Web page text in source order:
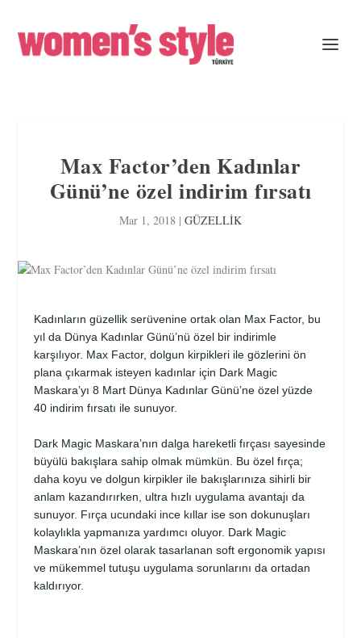
Max Factor’den Kadınlar
Günü’ne özel indirim fırsatı
Mar 1, 2018 | GÜZELLİK
Kadınların güzellik serüvenine ortak olan Max Factor, bu
yıl da Dünya Kadınlar Günü’nü özel bir indirimle
karşılıyor. Max Factor, dolgun kirpikleri ile gözlerini ön
plana çıkarmak isteyen kadınlar için Dark Magic
Maskara’yı 8 Mart Dünya Kadınlar Günü’ne özel yüzde
40 indirim fırsatı ile sunuyor.
Dark Magic Maskara’nın dalga hareketli fırçası sayesinde
büyülü bakışlara sahip olmak mümkün. Bu özel fırça;
daha koyu ve dolgun kirpikler ile bakışlarınıza sihirli bir
anlam kazandırırken, ultra hızlı uygulama avantajı da
sunuyor. Fırça ucundaki ince kıllar ise son dokunuşları
kolaylıkla yapmanıza yardımcı oluyor. Dark Magic
Maskara’nın özel olarak tasarlanan soft ergonomik yapısı
ve mükemmel tutuşu uygulama sorunlarını da ortadan
kaldırıyor.